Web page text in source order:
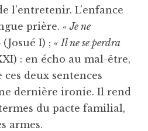
l’entretenir. L’enfance
prière. « Je ne
(Josué I) ; « Il ne se perdra
: en écho au mal-être,
deux sentences
dernière ironie. Il rend
du pacte familial,
armes.